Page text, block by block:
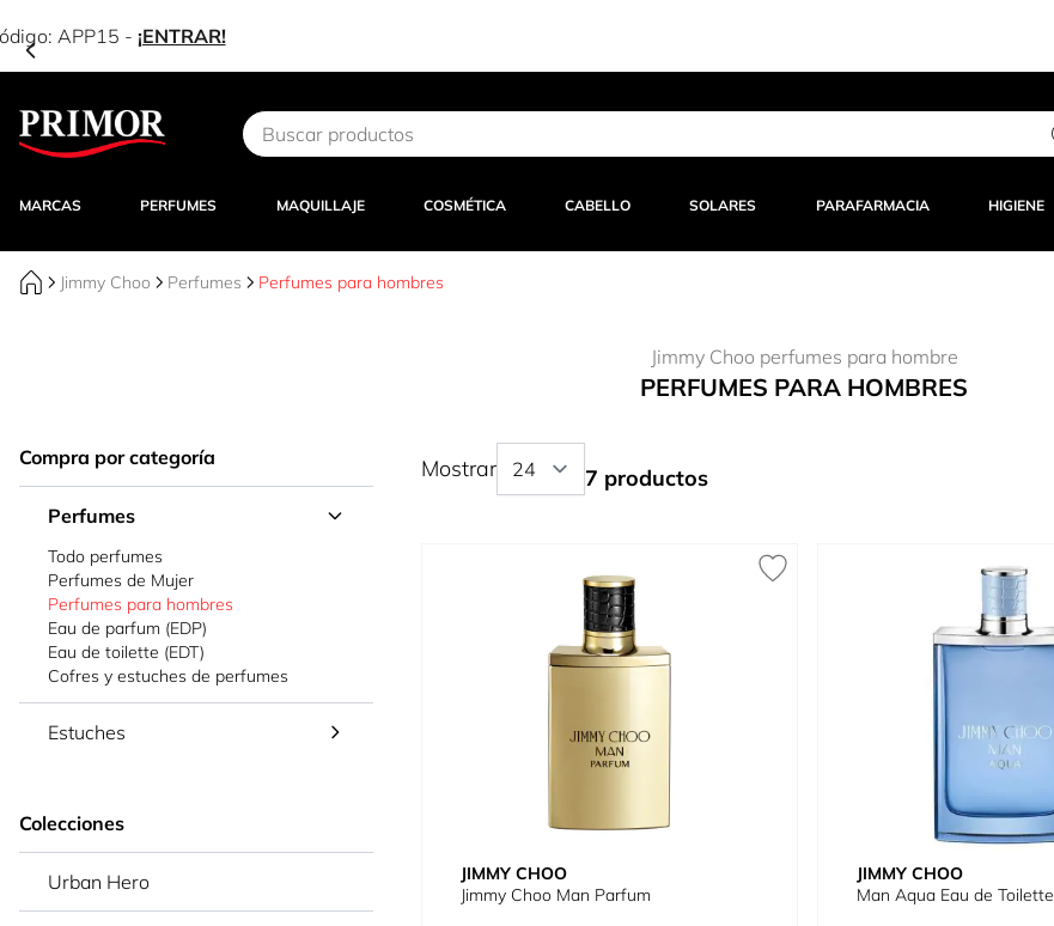
Ir al contenido
MARCAS PERFUMES MAQUILLAJE COSMÉTICA CABELLO SOLARES PARAFARMACIA HIGIENE
Jimmy Choo Perfumes Perfumes para hombres
Jimmy Choo perfumes para hombre
PERFUMES PARA HOMBRES
Compra por categoría
Perfumes
Todo perfumes
Perfumes de Mujer
Perfumes para hombres
Eau de parfum (EDP)
Eau de toilette (EDT)
Cofres y estuches de perfumes
Estuches
Colecciones
Urban Hero
Mostrar 7 productos
JIMMY CHOO
Jimmy Choo Man Parfum
JIMMY CHOO
Man Aqua Eau de Toilette